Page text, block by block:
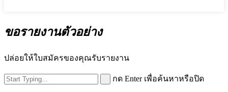
ขอรายงานตัวอย่าง
ปล่อยให้ใบสมัครของคุณรับรายงาน
กด Enter เพื่อค้นหาหรือปิด